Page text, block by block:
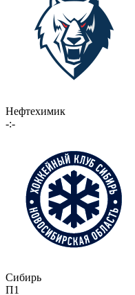
Нефтехимик
-:-
Сибирь
П1